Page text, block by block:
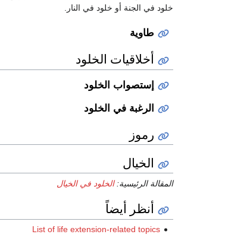
خلود في الجنة أو خلود في النار.
طاوية
أخلاقيات الخلود
إستصواب الخلود
الرغبة في الخلود
رموز
الخيال
المقالة الرئيسية:الخلود في الخيال
أنظر أيضاً
List of life extension-related topics